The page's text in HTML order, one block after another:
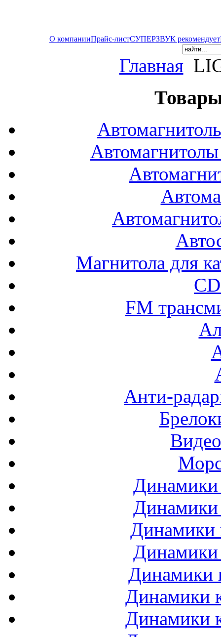
О компанииПрайс-листСУПЕРЗВУК рекомендует
Главная
Магнитола для
FM
Анти-
Динамики
Динамики
Динамики
Динамики
Динамики
Динамики
Динамики